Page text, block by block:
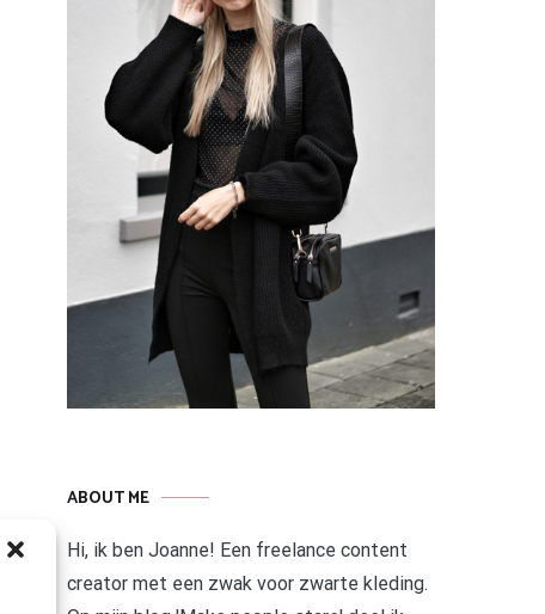
ABOUT ME
Hi, ik ben Joanne! Een freelance content
creator met een zwak voor zwarte kleding.